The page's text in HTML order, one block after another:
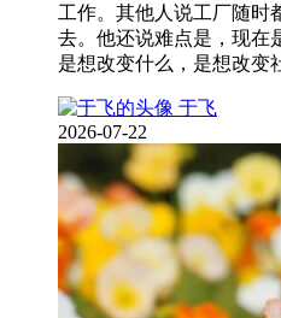
工作。其他人说工厂随时
去。他还说难点是，现在
是想改变什么，是想改
于飞
2026-07-22